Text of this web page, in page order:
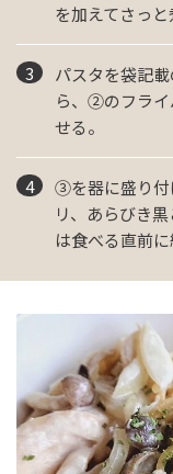
を加えてさっと
パスタを袋記
ら、②のフライ
せる。
③を器に盛り付
リ、あらびき
は食べる直前に